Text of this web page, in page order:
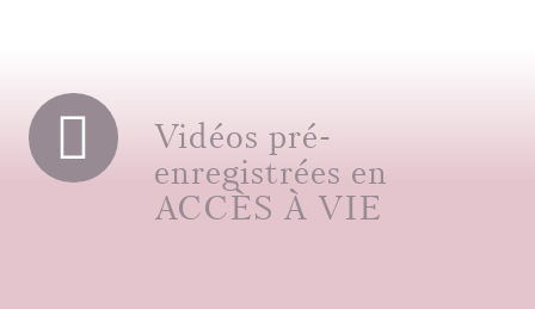
Vidéos pré-
enregistrées en
ACCÈS À VIE